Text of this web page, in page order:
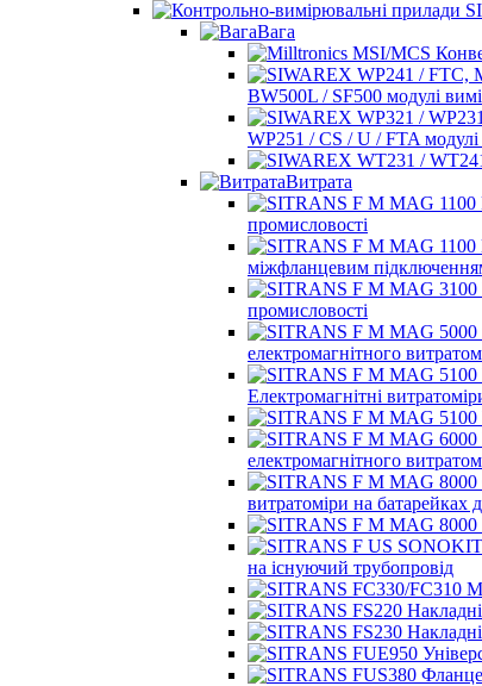
Вага
BW500L / SF500 модулі
WP251 / CS / U / FTA
Витрата
промисловості
міжфланцевим
промисловості
електромагнітного
Електромагнітні
електромагнітного
витратоміри на батарейках
на існуючий трубопровід